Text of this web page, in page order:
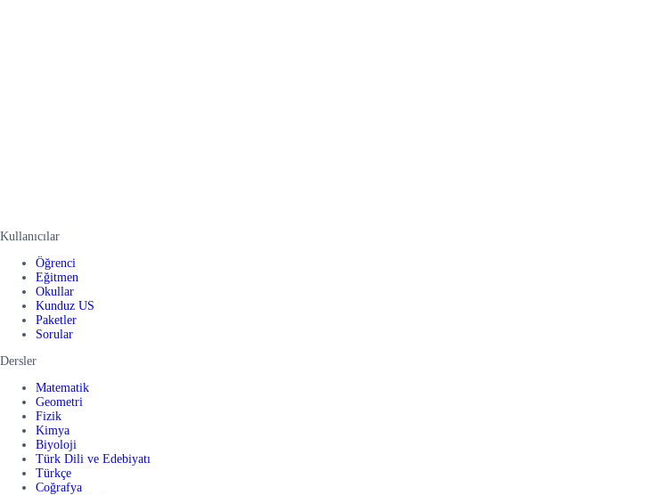
Kullanıcılar
Öğrenci
Eğitmen
Okullar
Kunduz US
Paketler
Sorular
Dersler
Matematik
Geometri
Fizik
Kimya
Biyoloji
Türk Dili ve Edebiyatı
Türkçe
Coğrafya